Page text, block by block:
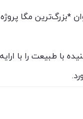
*بزرگ‌ترین مگا
با طبیعت را با